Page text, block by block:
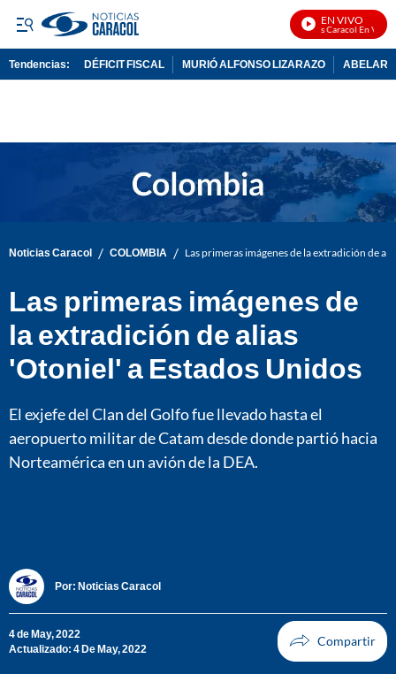
EN VIVO
Noticias Caracol En Vivo
Tendencias: DÉFICIT FISCAL MURIÓ ALFONSO LIZARAZO
Noticias Caracol / COLOMBIA / Las primeras imágenes de la extradición de
Las primeras imágenes de
la extradición de alias
'Otoniel' a Estados Unidos
El exjefe del Clan del Golfo fue llevado hasta el
aeropuerto militar de Catam desde donde partió hacia
Norteamérica en un avión de la DEA.
Por: Noticias Caracol
4 de May, 2022
Actualizado: 4 De May, 2022